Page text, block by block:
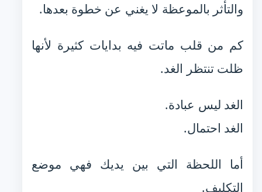
والتأثر بالموعظة لا يغني عن خطوة بعدها.
كم من قلب ماتت فيه بدايات كثيرة لأنها
ظلت تنتظر الغد.
الغد ليس عبادة.
الغد احتمال.
أما اللحظة التي بين يديك فهي موضع
التكليف.